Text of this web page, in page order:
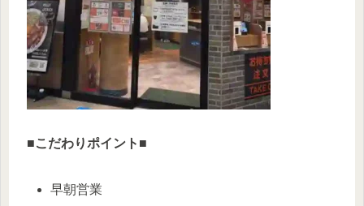
■こだわりポイント ■
早朝営業